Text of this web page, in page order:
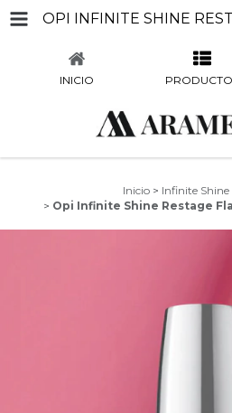
INICIO
Inicio > Infinite Shine
> Opi Infinite Shine Restage